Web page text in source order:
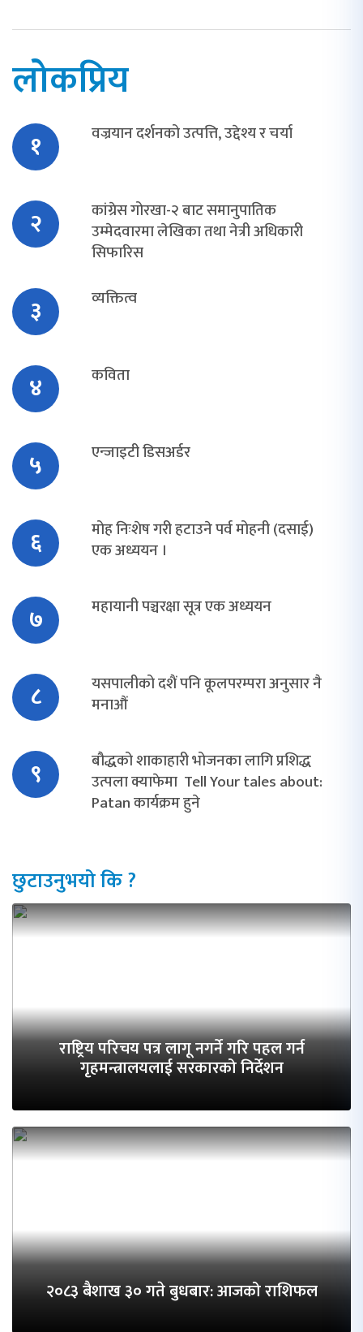
लोकप्रिय
१ वज्रयान दर्शनको उत्पत्ति, उद्देश्य र चर्या
२
कांग्रेस गोरखा-२ बाट समानुपातिक
उम्मेदवारमा लेखिका तथा नेत्री अधिकारी
सिफारिस
३ व्यक्तित्व
४ कविता
५ एन्जाइटी डिसअर्डर
६
मोह निःशेष गरी हटाउने पर्व मोहनी (दसाई)
एक अध्ययन ।
७ महायानी पञ्चरक्षा सूत्र एक अध्ययन
८
यसपालीको दशैं पनि कूलपरम्परा अनुसार नै
मनाऔं
९
बौद्धको शाकाहारी भोजनका लागि प्रशिद्ध
उत्पला क्याफेमा Tell Your tales about:
Patan कार्यक्रम हुने
छुटाउनुभयो कि ?
राष्ट्रिय परिचय पत्र लागू नगर्ने गरि पहल गर्न
गृहमन्त्रालयलाई सरकारको निर्देशन
२०८३ बैशाख ३० गते बुधबार: आजको राशिफल